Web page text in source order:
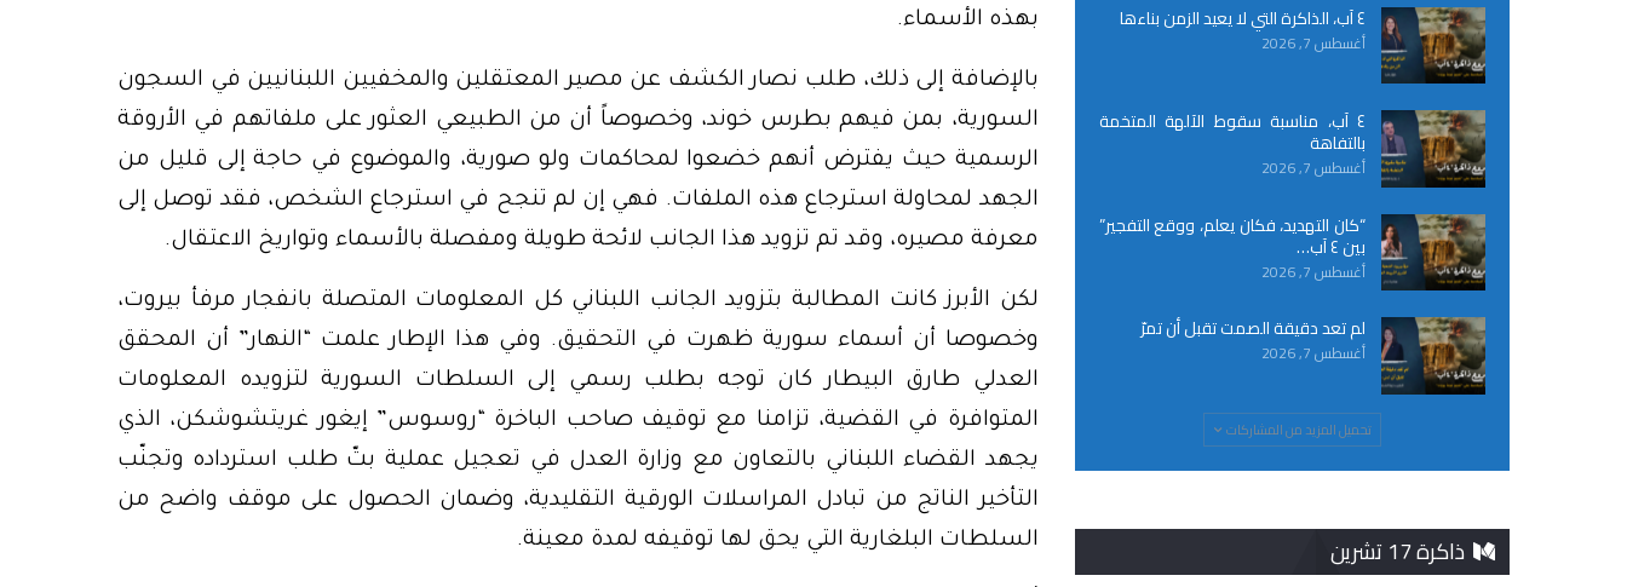
بهذه الأسماء.
بالإضافة إلى ذلك، طلب نصار الكشف عن مصير المعتقلين والمخفيين اللبنانيين في السجون
السورية، بمن فيهم بطرس خوند، وخصوصاً أن من الطبيعي العثور على ملفاتهم في الأروقة
الرسمية حيث يفترض أنهم خضعوا لمحاكمات ولو صورية، والموضوع في حاجة إلى قليل من
الجهد لمحاولة استرجاع هذه الملفات. فهي إن لم تنجح في استرجاع الشخص، فقد توصل إلى
معرفة مصيره، وقد تم تزويد هذا الجانب لائحة طويلة ومفصلة بالأسماء وتواريخ الاعتقال.
لكن الأبرز كانت المطالبة بتزويد الجانب اللبناني كل المعلومات المتصلة بانفجار مرفأ بيروت،
وخصوصا أن أسماء سورية ظهرت في التحقيق. وفي هذا الإطار علمت “النهار” أن المحقق
العدلي طارق البيطار كان توجه بطلب رسمي إلى السلطات السورية لتزويده المعلومات
المتوافرة في القضية، تزامنا مع توقيف صاحب الباخرة “روسوس” إيغور غريتشوشكن، الذي
يجهد القضاء اللبناني بالتعاون مع وزارة العدل في تعجيل عملية بتّ طلب استرداده وتجنّب
التأخير الناتج من تبادل المراسلات الورقية التقليدية، وضمان الحصول على موقف واضح من
السلطات البلغارية التي يحق لها توقيفه لمدة معينة.
٤ آب، الذاكرة التي لا يعيد الزمن بناءها
أغسطس 7, 2026
٤ آب، مناسبة سقوط الآلهة المتخمة
بالتفاهة
أغسطس 7, 2026
“كان التهديد، فكان يعلم، ووقع التفجير”
بين ٤ آب…
أغسطس 7, 2026
لم تعد دقيقة الصمت تقبل أن تمرّ
أغسطس 7, 2026
تحميل المزيد من المشاركات
ذاكرة 17 تشرين